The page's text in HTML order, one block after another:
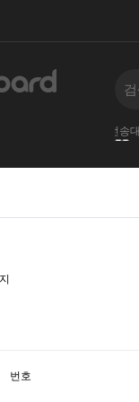
암호화폐전송대
번호